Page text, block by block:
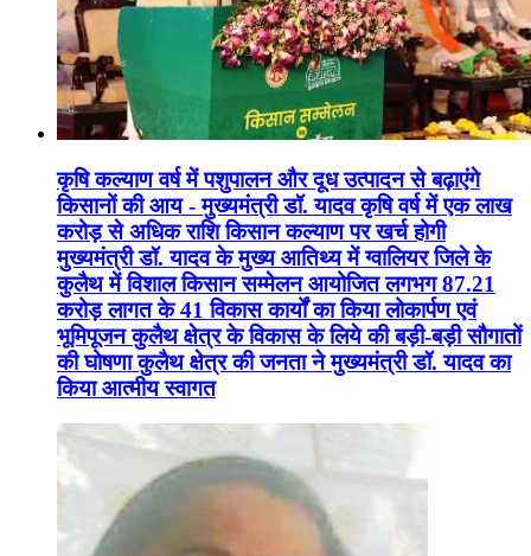
कृषि कल्याण वर्ष में पशुपालन और दूध उत्पादन से बढ़ाएंगे
किसानों की आय - मुख्यमंत्री डॉ. यादव कृषि वर्ष में एक लाख
करोड़ से अधिक राशि किसान कल्याण पर खर्च होगी
मुख्यमंत्री डॉ. यादव के मुख्य आतिथ्य में ग्वालियर जिले के
कुलैथ में विशाल किसान सम्मेलन आयोजित लगभग 87.21
करोड़ लागत के 41 विकास कार्यों का किया लोकार्पण एवं
भूमिपूजन कुलैथ क्षेत्र के विकास के लिये की बड़ी-बड़ी सौगातों
की घोषणा कुलैथ क्षेत्र की जनता ने मुख्यमंत्री डॉ. यादव का
किया आत्मीय स्वागत